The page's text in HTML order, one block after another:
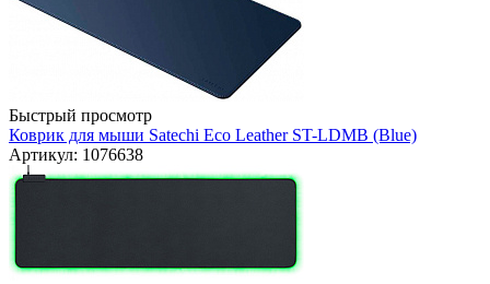
Быстрый просмотр
Коврик для мыши Satechi Eco Leather ST-LDMB (Blue)
Артикул: 1076638